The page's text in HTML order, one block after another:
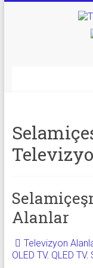
Alanlar
TV
Alanlar
İkinci
El
Alanlar
Televizyon
OLED TV, QLED TV,